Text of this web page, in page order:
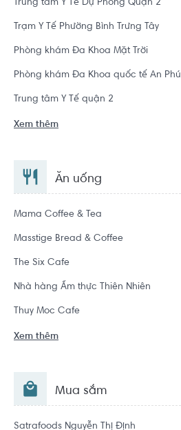
Trung tâm Y Tế Dự Phòng Quận 2
Trạm Y Tế Phường Bình Trưng Tây
Phòng khám Đa Khoa Mặt Trời
Phòng khám Đa Khoa quốc tế An Phú
Trung tâm Y Tế quận 2
Xem thêm
Ăn uống
Mama Coffee & Tea
Masstige Bread & Coffee
The Six Cafe
Nhà hàng Ẩm thực Thiên Nhiên
Thuy Moc Cafe
Xem thêm
Mua sắm
Satrafoods Nguyễn Thị Định